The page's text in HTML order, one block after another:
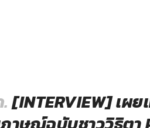
[INTERVIEW] เผ